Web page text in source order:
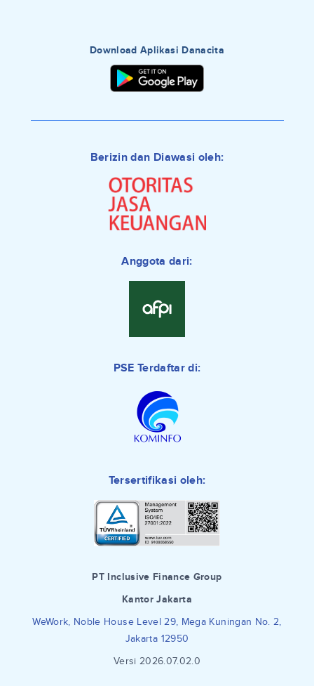
Download Aplikasi Danacita
Berizin dan Diawasi oleh:
Anggota dari:
PSE Terdaftar di:
Tersertifikasi oleh:
PT Inclusive Finance Group
Kantor Jakarta
WeWork, Noble House Level 29, Mega Kuningan No. 2,
Jakarta 12950
Versi 2026.07.02.0